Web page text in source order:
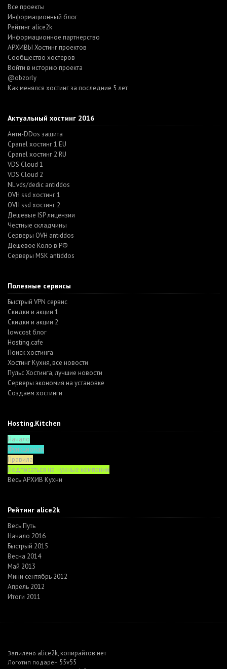
Все проекты
Информационный блог
Рейтинг alice2k
Информационное партнерство
АРХИВЫ Хостинг проектов
Cообщество хостеров
Войти в историю проекта
@obzorly
Как менялся хостинг за последние 5 лет
Актуальный хостинг 2016
Анти-DDos защита
Cpanel хостинг 1 EU
Cpanel хостинг 2 RU
VDS Cloud 1
VDS Cloud 2
NL vds/dedic antiddos
OVH ssd хостинг 1
OVH ssd хостинг 2
Дешевые ISP лицензии
Честные складчины
Серверы OVH antiddos
Дешевое Коло в РФ
Серверы MSK antiddos
Полезные сервисы
Быстрый VPN сервис
Скидки и акции 1
Скидки и акции 2
lowcost блог
Hosting.cafe
Поиск хостинга
Хостинг Кухня, все новости
Пульс Хостинга, лучшие новости
Серверы экономия на установке
Создаем хостинги
Hosting.Kitchen
Начало
Функционал
Правила
Подписаться на нужные компании
Весь АРХИВ Кухни
Рейтинг alice2k
Весь Путь
Начало 2016
Быстрый 2015
Весна 2014
Май 2013
Мини сентябрь 2012
Апрель 2012
Итоги 2011
Запилено alice2k, копирайтов нет
Логотип подарен 55v55